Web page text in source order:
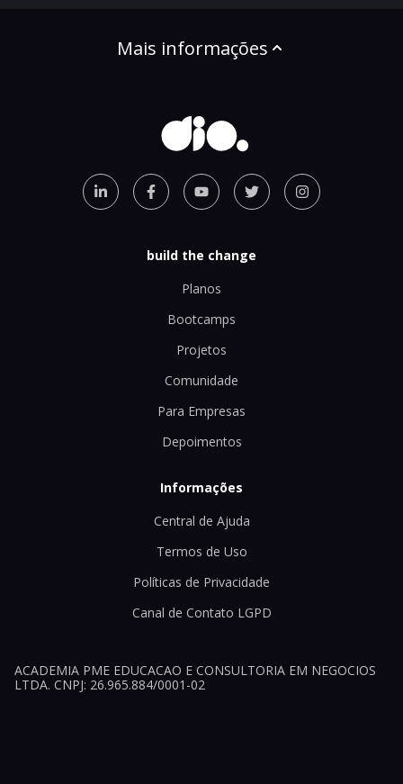
Mais informações
build the change
Planos
Bootcamps
Projetos
Comunidade
Para Empresas
Depoimentos
Informações
Central de Ajuda
Termos de Uso
Políticas de Privacidade
Canal de Contato LGPD
ACADEMIA PME EDUCACAO E CONSULTORIA EM NEGOCIOS
LTDA. CNPJ: 26.965.884/0001-02